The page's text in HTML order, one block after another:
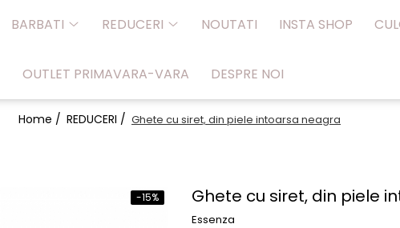
BARBATI REDUCERI NOUTATI INSTA SHOP
OUTLET PRIMAVARA-VARA DESPRE NOI
Home / REDUCERI / Ghete cu siret, din piele intoarsa neagra
Ghete cu siret, din piele
Essenza
-15%